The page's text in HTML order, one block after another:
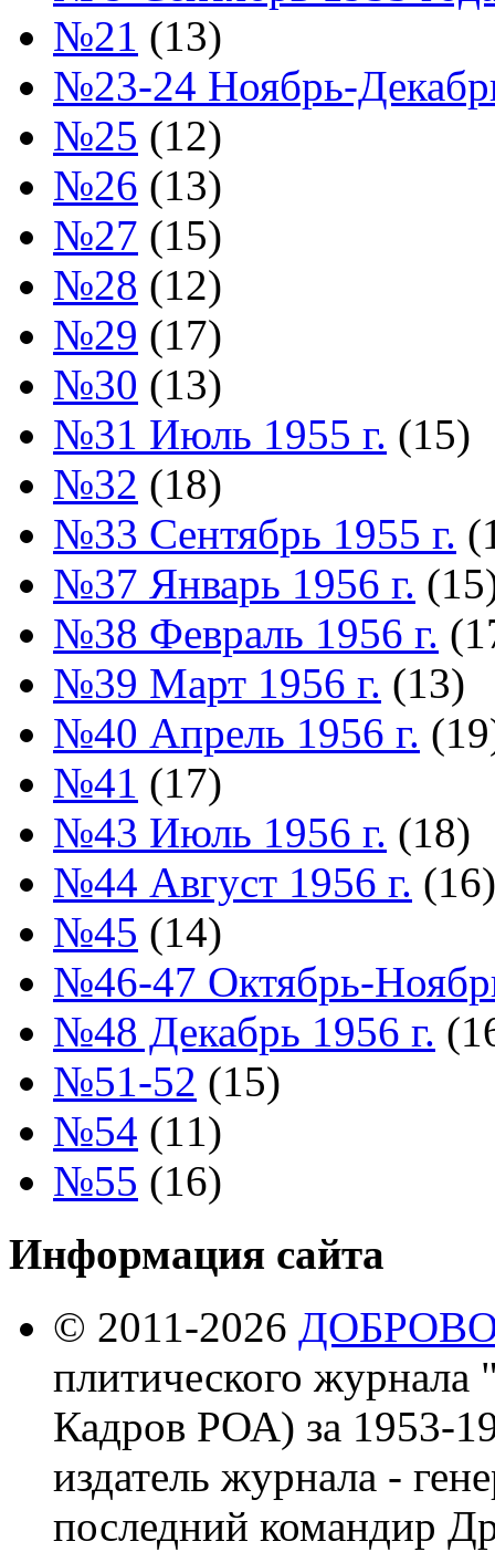
№21 (13)
№23-24 Ноябрь-
№25 (12)
№26 (13)
№27 (15)
№28 (12)
№29 (17)
№30 (13)
№31 Июль 1955 г. (15)
№32 (18)
№33 Сентябрь 1955 г.
№37 Январь 1956 г.
№38 Февраль 1956 г.
№39 Март 1956 г. (13)
№40 Апрель 1956 г.
№41 (17)
№43 Июль 1956 г. (18)
№44 Август 1956 г. (16)
№45 (14)
№46-47 Октябрь-
№48 Декабрь 1956 г.
№51-52 (15)
№54 (11)
№55 (16)
Информация сайта
© 2011-2026
плитического
Кадров РОА) за 1953-
издатель журнала -
последний командир